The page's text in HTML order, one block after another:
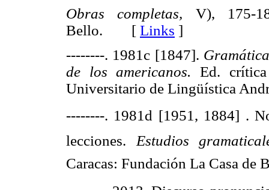
Obras completas, V), 175-
Bello. [ Links ]
--------. 1981c [1847].
de los americanos. Ed.
Universitario de Lingüística
--------. 1981d [1951, 1884] .
lecciones.Estudios
Caracas: Fundación La Casa